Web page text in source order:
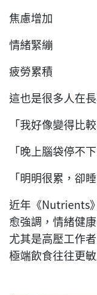
焦慮增加
情緒緊繃
疲勞累積
這也是很多人在
「我好像變得比
「晚上腦袋停不下
「明明很累，卻
近年《Nutrients
愈強調，情緒健
尤其是高壓工作
極端飲食往往更敏